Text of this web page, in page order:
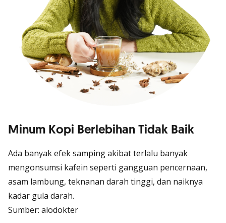
Minum Kopi Berlebihan Tidak Baik
Ada banyak efek samping akibat terlalu banyak
mengonsumsi kafein seperti gangguan pencernaan,
asam lambung, teknanan darah tinggi, dan naiknya
kadar gula darah.
Sumber: alodokter
Cek Kesehatan Finansialmu
Sekarang!
Ruang meNYALA akan bantu kamu mencapai Financially Fit
dan raih tujuan finansial di masa depan